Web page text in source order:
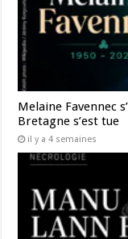
Melaine Favennec
Bretagne s’est tue
il y a 4 semaines